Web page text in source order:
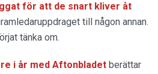
för att de snart kliver åt
till någon annan.
tänka om.
i år med Aftonbladet berättar